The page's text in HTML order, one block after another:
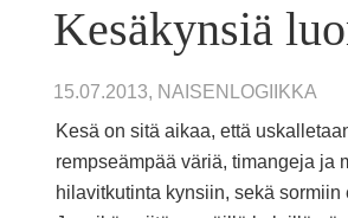
Kesäkynsiä
15.07.2013, NAISENLOGIIKKA
Kesä on sitä aikaa, että
rempseämpää väriä, timangeja ja
hilavitkutinta kynsiin, sekä sormiin